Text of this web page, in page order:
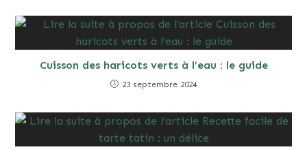
Cuisson des haricots verts à l’eau : le guide
23 septembre 2024